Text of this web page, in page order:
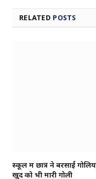
RELATED POSTS
स्कूल में छात्र ने बरसाईं
खुद को भी मारी गोली